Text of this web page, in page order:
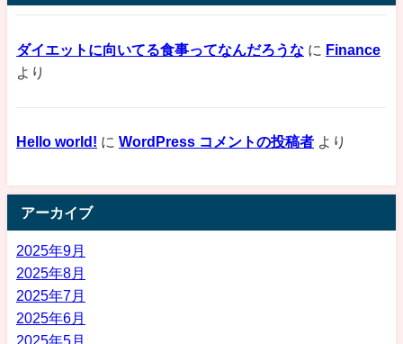
ダイエットに向いてる食事ってなんだろうな に Finance
より
Hello world! に WordPress コメントの投稿者 より
アーカイブ
2025年9月
2025年8月
2025年7月
2025年6月
2025年5月